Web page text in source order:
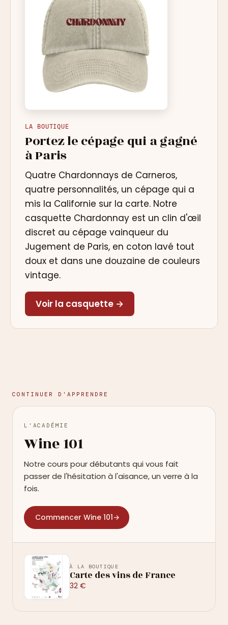
LA BOUTIQUE
Portez le cépage qui a gagné
à Paris
Quatre Chardonnays de Carneros,
quatre personnalités, un cépage qui a
mis la Californie sur la carte. Notre
casquette Chardonnay est un clin d'œil
discret au cépage vainqueur du
Jugement de Paris, en coton lavé tout
doux et dans une douzaine de couleurs
vintage.
Voir la casquette →
CONTINUER D'APPRENDRE
L'ACADÉMIE
Wine 101
Notre cours pour débutants qui vous fait
passer de l'hésitation à l'aisance, un verre à la
fois.
Commencer Wine 101→
À LA BOUTIQUE
Carte des vins de France
32 €